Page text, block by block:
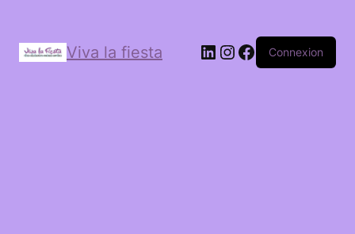
Viva la fiesta Connexion